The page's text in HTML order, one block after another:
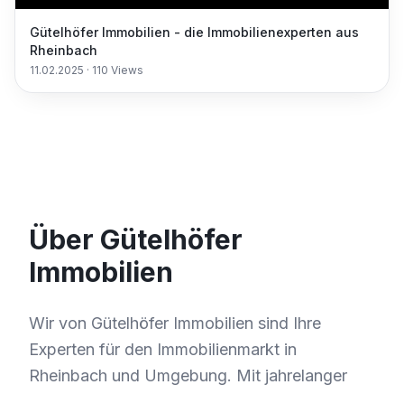
Gütelhöfer Immobilien - die Immobilienexperten aus
Rheinbach
11.02.2025 · 110 Views
Über Gütelhöfer
Immobilien
Wir von Gütelhöfer Immobilien sind Ihre
Experten für den Immobilienmarkt in
Rheinbach und Umgebung. Mit jahrelanger